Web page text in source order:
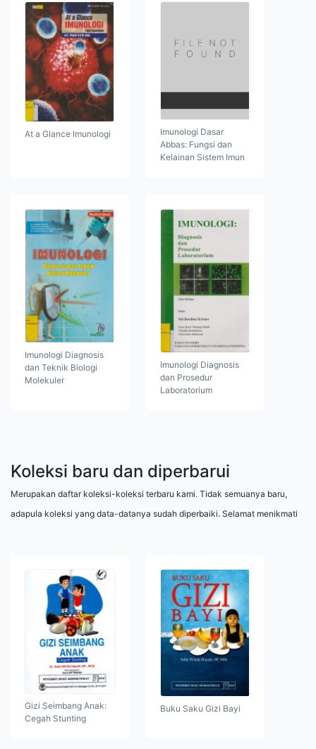
At a Glance Imunologi
Imunologi Dasar
Abbas: Fungsi dan
Kelainan Sistem Imun
Imunologi Diagnosis
dan Teknik Biologi
Molekuler
Imunologi Diagnosis
dan Prosedur
Laboratorium
Koleksi baru dan diperbarui
Merupakan daftar koleksi-koleksi terbaru kami. Tidak semuanya baru,
adapula koleksi yang data-datanya sudah diperbaiki. Selamat menikmati
Gizi Seimbang Anak:
Cegah Stunting
Buku Saku Gizi Bayi